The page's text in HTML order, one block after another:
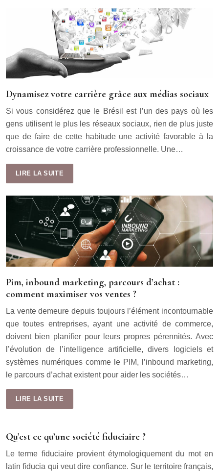
Dynamisez votre carrière grâce aux médias sociaux
Si vous considérez que le Brésil est l’un des pays où les
gens utilisent le plus les réseaux sociaux, rien de plus juste
que de faire de cette habitude une activité favorable à la
croissance de votre carrière professionnelle. Une…
LIRE LA SUITE
Pim, inbound marketing, parcours d’achat :
comment maximiser vos ventes ?
La vente demeure depuis toujours l’élément incontournable
que toutes entreprises, ayant une activité de commerce,
doivent bien planifier pour leurs propres pérennités. Avec
l’évolution de l’intelligence artificielle, divers logiciels et
systèmes numériques comme le PIM, l’inbound marketing,
le parcours d’achat existent pour aider les sociétés…
LIRE LA SUITE
Qu’est ce qu’une société fiduciaire ?
Le terme fiduciaire provient étymologiquement du mot en
latin fiducia qui veut dire confiance. Sur le territoire français,